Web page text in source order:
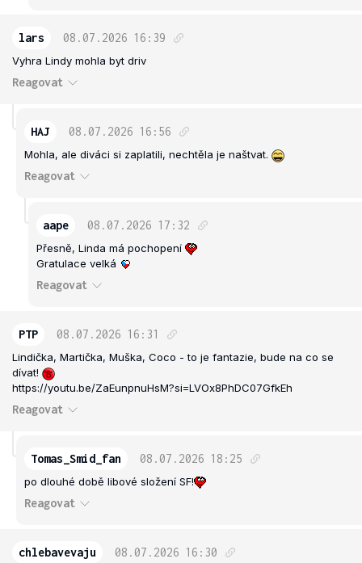
lars 08.07.2026 16:39
Vyhra Lindy mohla byt driv
Reagovat
HAJ 08.07.2026 16:56
Mohla, ale diváci si zaplatili, nechtěla je naštvat.
Reagovat
aape 08.07.2026 17:32
Přesně, Linda má pochopení
Gratulace velká
Reagovat
PTP 08.07.2026 16:31
Lindička, Martička, Muška, Coco - to je fantazie, bude na co se
dívat!
https://youtu.be/ZaEunpnuHsM?si=LVOx8PhDC07GfkEh
Reagovat
Tomas_Smid_fan 08.07.2026 18:25
po dlouhé době libové složení SF!
Reagovat
chlebavevaju 08.07.2026 16:30